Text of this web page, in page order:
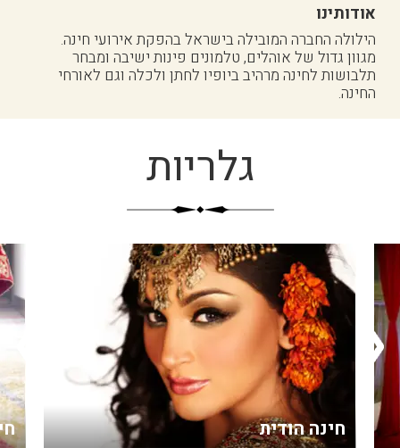
אודותינו
הילולה החברה המובילה בישראל בהפקת אירועי חינה.
מגוון גדול של אוהלים, טלמונים פינות ישיבה ומבחר
תלבושות לחינה מרהיב ביופיו לחתן ולכלה וגם לאורחי
החינה.
גלריות
חינה הודית